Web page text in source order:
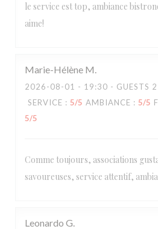
le service est top, ambiance
aime!
Marie-Hélène M
2026-08-01 - 19:30 - GUESTS 2
SERVICE : 5/5 AMBIANCE : 5/5
5/5
Comme toujours, associations
savoureuses, service attentif,
Leonardo G